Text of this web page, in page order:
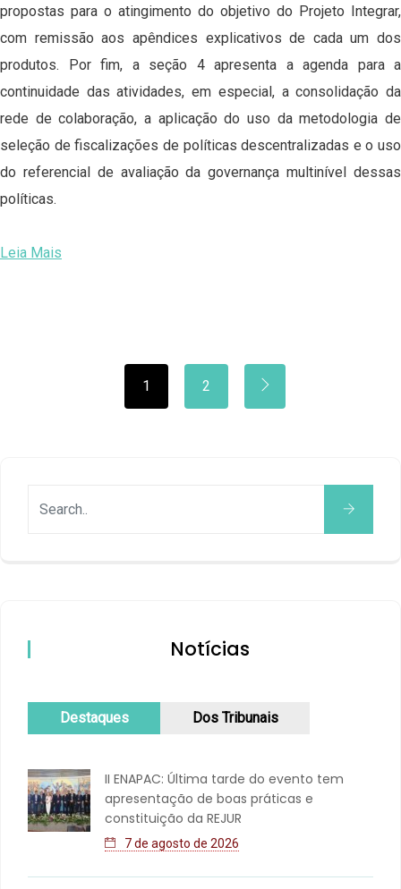
propostas para o atingimento do objetivo do Projeto Integrar,
com remissão aos apêndices explicativos de cada um dos
produtos. Por fim, a seção 4 apresenta a agenda para a
continuidade das atividades, em especial, a consolidação da
rede de colaboração, a aplicação do uso da metodologia de
seleção de fiscalizações de políticas descentralizadas e o uso
do referencial de avaliação da governança multinível dessas
políticas.
Leia Mais
1 2
Notícias
Destaques Dos Tribunais
II ENAPAC: Última tarde do evento tem
apresentação de boas práticas e
constituição da REJUR
7 de agosto de 2026